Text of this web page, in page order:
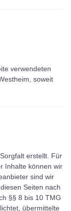
verwendeten
soweit
erstellt. Für
Inhalte können wir
sind wir
Seiten nach
§§ 8 bis 10 TMG
übermittelte